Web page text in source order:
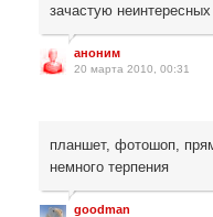
зачастую
аноним
20 марта 2010, 00:31
планшет, фотошоп,
немного терпения
goodman